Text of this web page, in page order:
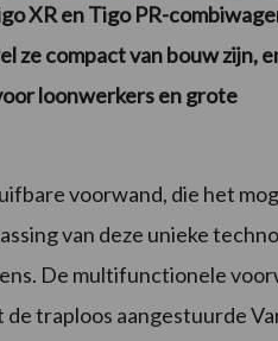
XR en Tigo PR-
ze compact van bouw zijn,
loonwerkers en grote
voorwand, die het
van deze unieke
De multifunctionele
traploos aangestuurde